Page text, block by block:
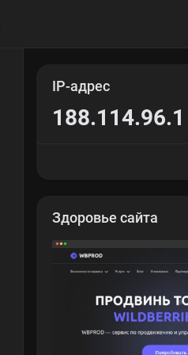
IP-адрес
188.114.96.1
Здоровье сайта